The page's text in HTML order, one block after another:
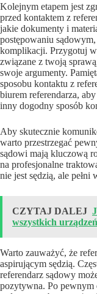
Kolejnym etapem jest
przed kontaktem z
jakie dokumenty i
postępowaniu
komplikacji. Przygotuj
związane z twoją
swoje argumenty.
sposobu kontaktu z
biurem referendarza,
inny dogodny sposób
Aby skutecznie
warto przestrzegać
sądowi mają kluczową
na profesjonalne
nie jest sędzią, ale pełni
CZYTAJ DALEJ
wszystkich urządzeń
Warto zauważyć, że
aspirującym sędzią.
referendarz sądowy
pozytywna. Po pewnym